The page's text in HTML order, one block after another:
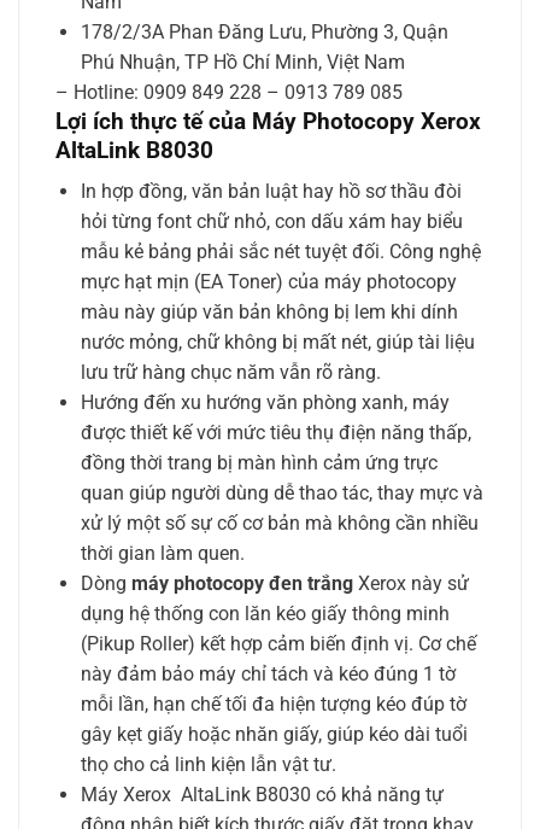
178/2/3A Phan Đăng Lưu, Phường 3, Quận
Phú Nhuận, TP Hồ Chí Minh, Việt Nam
– Hotline: 0909 849 228 – 0913 789 085
Lợi ích thực tế của Máy Photocopy Xerox
AltaLink B8030
In hợp đồng, văn bản luật hay hồ sơ thầu đòi
hỏi từng font chữ nhỏ, con dấu xám hay biểu
mẫu kẻ bảng phải sắc nét tuyệt đối. Công nghệ
mực hạt mịn (EA Toner) của máy photocopy
màu này giúp văn bản không bị lem khi dính
nước mỏng, chữ không bị mất nét, giúp tài liệu
lưu trữ hàng chục năm vẫn rõ ràng.
Hướng đến xu hướng văn phòng xanh, máy
được thiết kế với mức tiêu thụ điện năng thấp,
đồng thời trang bị màn hình cảm ứng trực
quan giúp người dùng dễ thao tác, thay mực và
xử lý một số sự cố cơ bản mà không cần nhiều
thời gian làm quen.
Dòng máy photocopy đen trắngXerox này sử
dụng hệ thống con lăn kéo giấy thông minh
(Pikup Roller) kết hợp cảm biến định vị. Cơ chế
này đảm bảo máy chỉ tách và kéo đúng 1 tờ
mỗi lần, hạn chế tối đa hiện tượng kéo đúp tờ
gây kẹt giấy hoặc nhăn giấy, giúp kéo dài tuổi
thọ cho cả linh kiện lẫn vật tư.
Máy Xerox AltaLink B8030 có khả năng tự